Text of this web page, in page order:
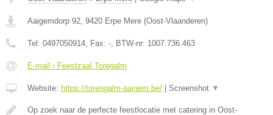
Aaigemdorp 92, 9420 Erpe Mere (Oost-Vlaanderen)
Tel: 0497050914, Fax: -, BTW-nr: 1007.736.463
E-mail › Feestzaal Toregalm
Website: https://torengalm-aaigem.be/ Screenshot ▼
Op zoek naar de perfecte feestlocatie met catering in Oost-